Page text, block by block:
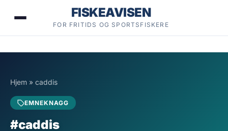
FISKEAVISEN
FOR FRITIDS OG SPORTSFISKERE
Hjem » caddis
EMNEKNAGG
#caddis